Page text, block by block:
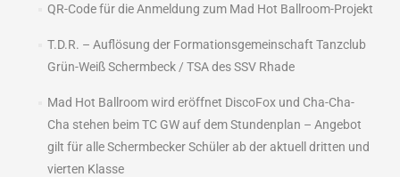
QR-Code für die Anmeldung zum Mad Hot Ballroom-Projekt
T.D.R. – Auflösung der Formationsgemeinschaft Tanzclub
Grün-Weiß Schermbeck / TSA des SSV Rhade
Mad Hot Ballroom wird eröffnet DiscoFox und Cha-Cha-
Cha stehen beim TC GW auf dem Stundenplan – Angebot
gilt für alle Schermbecker Schüler ab der aktuell dritten und
vierten Klasse